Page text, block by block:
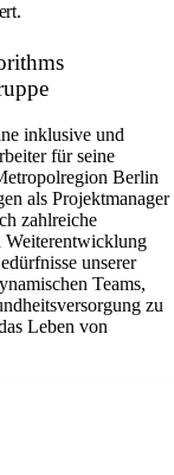
inklusive und
für seine
Berlin
als Projektmanager
zahlreiche
Weiterentwicklung
unserer
Teams,
zu
Leben von